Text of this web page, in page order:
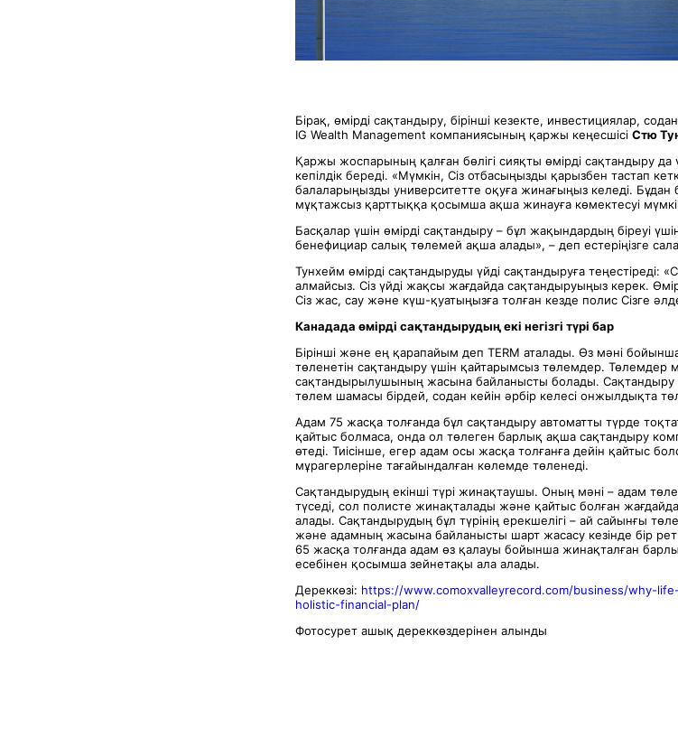
Бірақ, өмірді сақтандыру, бірінші кезекте, инвестициялар,
IG Wealth Management компаниясының қаржы кеңесшісі Стю
Қаржы жоспарының қалған бөлігі сияқты өмірді сақтандыру
кепілдік береді. «Мүмкін, Сіз отбасыңызды қарызбен тастап
балаларыңызды университетте оқуға жинағыңыз келеді.
мұқтажсыз қарттыққа қосымша ақша жинауға көмектесуі
Басқалар үшін өмірді сақтандыру – бұл жақындардың біреуі
бенефициар салық төлемей ақша алады», – деп естеріңізге
Тунхейм өмірді сақтандыруды үйді сақтандыруға теңестіреді:
алмайсыз. Сіз үйді жақсы жағдайда сақтандыруыңыз керек.
Сіз жас, сау және күш-қуатыңызға толған кезде полис Сізге
Канадада өмірді сақтандырудың екі негізгі түрі бар
Бірінші және ең қарапайым деп TERM аталады. Өз мәні
төленетін сақтандыру үшін қайтарымсыз төлемдер.
сақтандырылушының жасына байланысты болады. Сақтандыру
төлем шамасы бірдей, содан кейін әрбір келесі онжылдықта
Адам 75 жасқа толғанда бұл сақтандыру автоматты түрде
қайтыс болмаса, онда ол төлеген барлық ақша сақтандыру
өтеді. Тиісінше, егер адам осы жасқа толғанға дейін қайтыс
мұрагерлеріне тағайындалған көлемде төленеді.
Сақтандырудың екінші түрі жинақтаушы. Оның мәні – адам
түседі, сол полисте жинақталады және қайтыс болған
алады. Сақтандырудың бұл түрінің ерекшелігі – ай сайынғы
және адамның жасына байланысты шарт жасасу кезінде бір
65 жасқа толғанда адам өз қалауы бойынша жинақталған
есебінен қосымша зейнетақы ала алады.
Дереккөзі: https://www.comoxvalleyrecord.com/business/why-
holistic-financial-plan/
Фотосурет ашық дереккөздерінен алынды